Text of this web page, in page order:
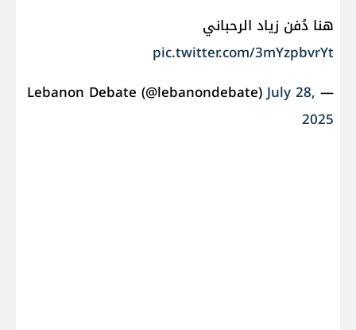
هنا دُفن زياد الرحباني
pic.twitter.com/3mYzpbvrYt
— Lebanon Debate (@lebanondebate)
July 28,
2025